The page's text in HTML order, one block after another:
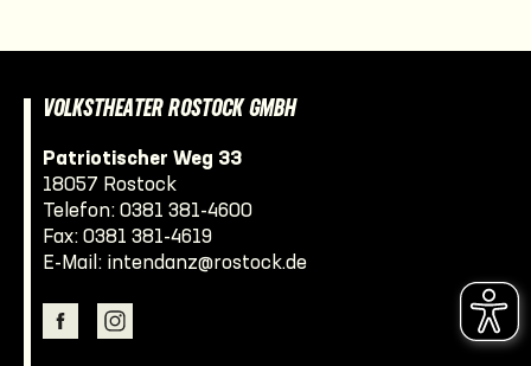
VOLKSTHEATER ROSTOCK GMBH
Patriotischer Weg 33
18057 Rostock
Telefon: 0381 381-4600
Fax: 0381 381-4619
E-Mail: intendanz@rostock.de